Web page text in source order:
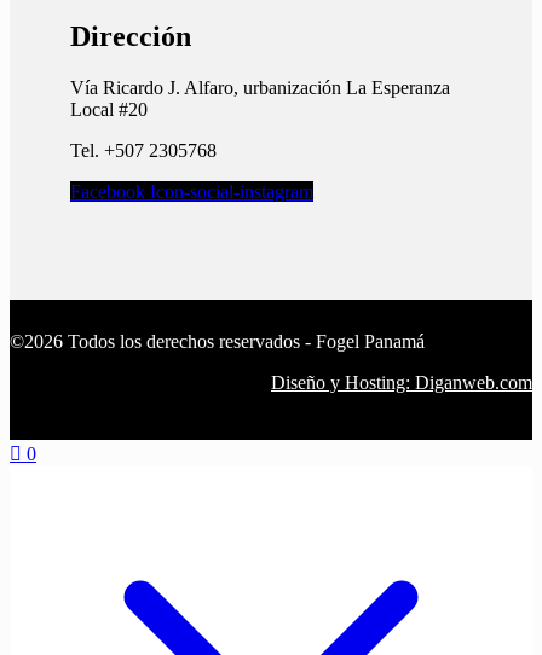
Dirección
Vía Ricardo J. Alfaro, urbanización La Esperanza
Local #20
Tel. +507 2305768
Facebook Icon-social-instagram
©2026 Todos los derechos reservados - Fogel Panamá
Diseño y Hosting: Diganweb.com
0